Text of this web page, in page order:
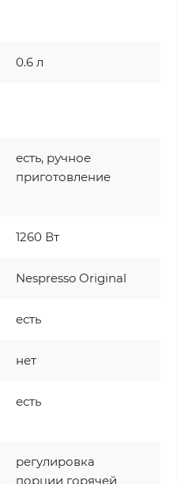
0.6 л
есть, ручное
приготовление
1260 Вт
Nespresso Original
есть
нет
есть
регулировка
порции горячей